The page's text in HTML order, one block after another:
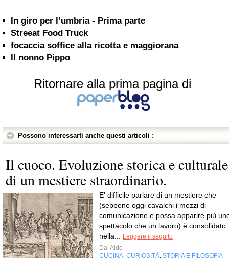
In giro per l’umbria - Prima parte
Streeat Food Truck
focaccia soffice alla ricotta e maggiorana
Il nonno Pippo
Ritornare alla prima pagina di
Possono interessarti anche questi articoli :
Il cuoco. Evoluzione storica e culturale
di un mestiere straordinario.
E' difficile parlare di un mestiere che
(sebbene oggi cavalchi i mezzi di
comunicazione e possa apparire più
spettacolo che un lavoro) è consolidato
nella...
Leggere il seguito
Da Aldo
CUCINA CURIOSITÀ STORIA E FILOSOFIA